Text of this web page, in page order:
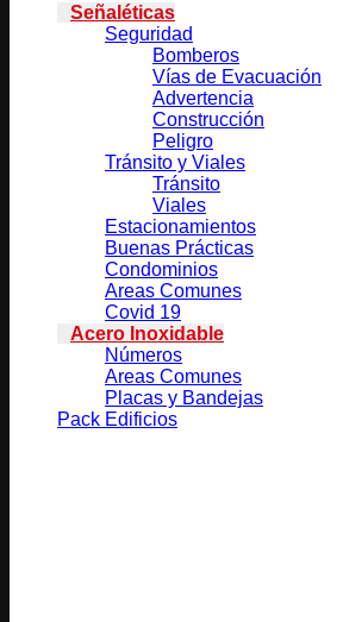
Señaléticas
Seguridad
Bomberos
Vías de Evacuación
Advertencia
Construcción
Peligro
Tránsito y Viales
Tránsito
Viales
Estacionamientos
Buenas Prácticas
Condominios
Areas Comunes
Covid 19
Acero Inoxidable
Números
Areas Comunes
Placas y Bandejas
Pack Edificios